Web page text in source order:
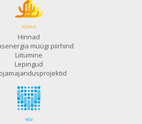
Hinnad
müügi piirhind
Liitumine
Lepingud